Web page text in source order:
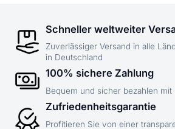
Schneller weltweiter
Zuverlässiger Versand in alle
in Deutschland
100% sichere Zahlung
Bequem und sicher bezahlen mit
Zufriedenheitsgarantie
Profitieren Sie von einer